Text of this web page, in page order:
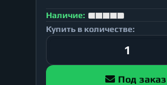
Наличие:
Купить в количестве:
Под заказ